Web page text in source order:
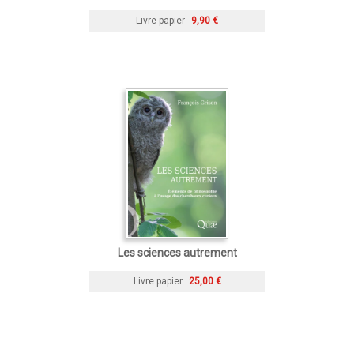
Livre papier 9,90 €
Les sciences autrement
Livre papier 25,00 €